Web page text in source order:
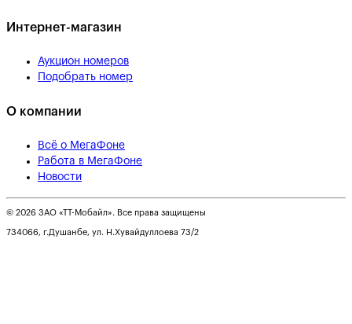
Интернет-магазин
Аукцион номеров
Подобрать номер
О компании
Всё о МегаФоне
Работа в МегаФоне
Новости
© 2026 ЗАО «ТТ-Мобайл». Все права защищены
734066, г.Душанбе, ул. Н.Хувайдуллоева 73/2